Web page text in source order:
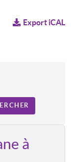
Export iCAL
à